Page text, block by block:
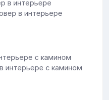
в интерьере
интерьере с камином